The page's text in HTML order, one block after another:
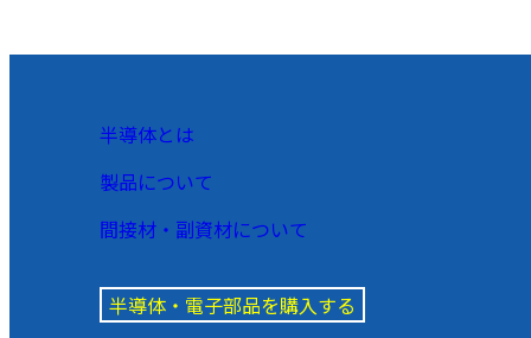
半導体とは
製品について
間接材・副資材について
半導体・電子部品を購入する